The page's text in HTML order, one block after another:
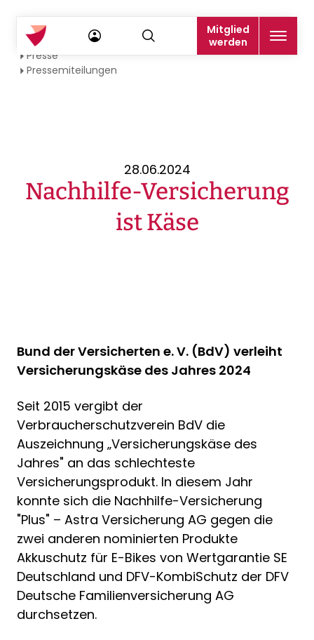
Mitglied
werden
Startseite
Presse
Pressemiteilungen
28.06.2024
Nachhilfe-Versicherung
ist Käse
Bund der Versicherten e. V. (BdV) verleiht
Versicherungskäse des Jahres 2024
Seit 2015 vergibt der
Verbraucherschutzverein BdV die
Auszeichnung „Versicherungskäse des
Jahres" an das schlechteste
Versicherungsprodukt. In diesem Jahr
konnte sich die Nachhilfe-Versicherung
"Plus" – Astra Versicherung AG gegen die
zwei anderen nominierten Produkte
Akkuschutz für E-Bikes von Wertgarantie SE
Deutschland und DFV-KombiSchutz der DFV
Deutsche Familienversicherung AG
durchsetzen.